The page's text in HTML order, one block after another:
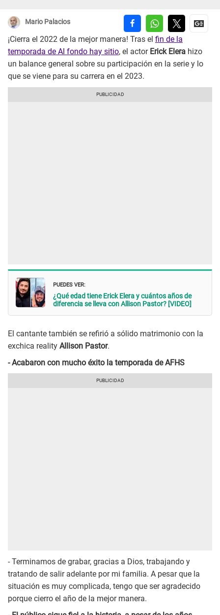
Mario Palacios
¡Cierra el 2022 de la mejor manera! Tras el fin de la
temporada de Al fondo hay sitio, el actor Erick Elera hizo
un balance general sobre su participación en la serie y lo
que se viene para su carrera en el 2023.
PUEDES VER:
¿Qué edad tiene Erick Elera y cuántos años de
diferencia se lleva con Allison Pastor? [VIDEO]
El cantante también se refirió a sólido matrimonio con la
exchica reality Allison Pastor.
- Acabaron con mucho éxito la temporada de AFHS
- Terminamos de grabar, gracias a Dios, trabajando y
tratando de salir adelante por mi familia. A pesar que la
situación es muy complicada, tengo que ser agradecido
porque cierro el año de la mejor manera.